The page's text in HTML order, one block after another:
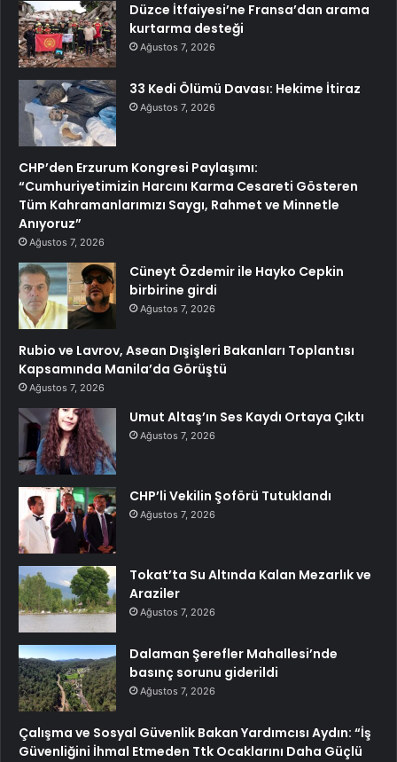
Düzce İtfaiyesi’ne Fransa’dan arama
kurtarma desteği
Ağustos 7, 2026
33 Kedi Ölümü Davası: Hekime İtiraz
Ağustos 7, 2026
CHP’den Erzurum Kongresi Paylaşımı:
“Cumhuriyetimizin Harcını Karma Cesareti Gösteren
Tüm Kahramanlarımızı Saygı, Rahmet ve Minnetle
Anıyoruz”
Ağustos 7, 2026
Cüneyt Özdemir ile Hayko Cepkin
birbirine girdi
Ağustos 7, 2026
Rubio ve Lavrov, Asean Dışişleri Bakanları Toplantısı
Kapsamında Manila’da Görüştü
Ağustos 7, 2026
Umut Altaş’ın Ses Kaydı Ortaya Çıktı
Ağustos 7, 2026
CHP’li Vekilin Şoförü Tutuklandı
Ağustos 7, 2026
Tokat’ta Su Altında Kalan Mezarlık ve
Araziler
Ağustos 7, 2026
Dalaman Şerefler Mahallesi’nde
basınç sorunu giderildi
Ağustos 7, 2026
Çalışma ve Sosyal Güvenlik Bakan Yardımcısı Aydın: “İş
Güvenliğini İhmal Etmeden Ttk Ocaklarını Daha Güçlü